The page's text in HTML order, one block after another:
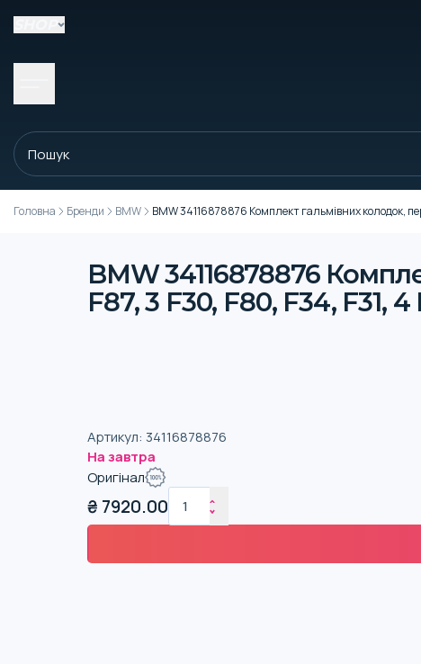
Головна Бренди BMW BMW 34116878876 Комплект гальмівних колодок,
BMW 34116878876
F87, 3 F30, F80, F34, F31,
Артикул: 34116878876
На завтра
Оригінал
₴ 7920.00